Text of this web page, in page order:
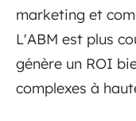
marketing et
L'ABM est plus
génère un ROI
complexes à